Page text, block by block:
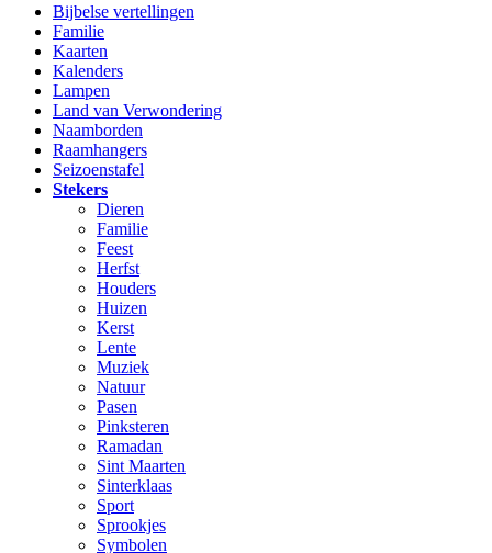
Bijbelse vertellingen
Familie
Kaarten
Kalenders
Lampen
Land van Verwondering
Naamborden
Raamhangers
Seizoenstafel
Stekers
Dieren
Familie
Feest
Herfst
Houders
Huizen
Kerst
Lente
Muziek
Natuur
Pasen
Pinksteren
Ramadan
Sint Maarten
Sinterklaas
Sport
Sprookjes
Symbolen